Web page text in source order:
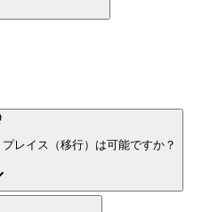
レイス（移行）は可能ですか？